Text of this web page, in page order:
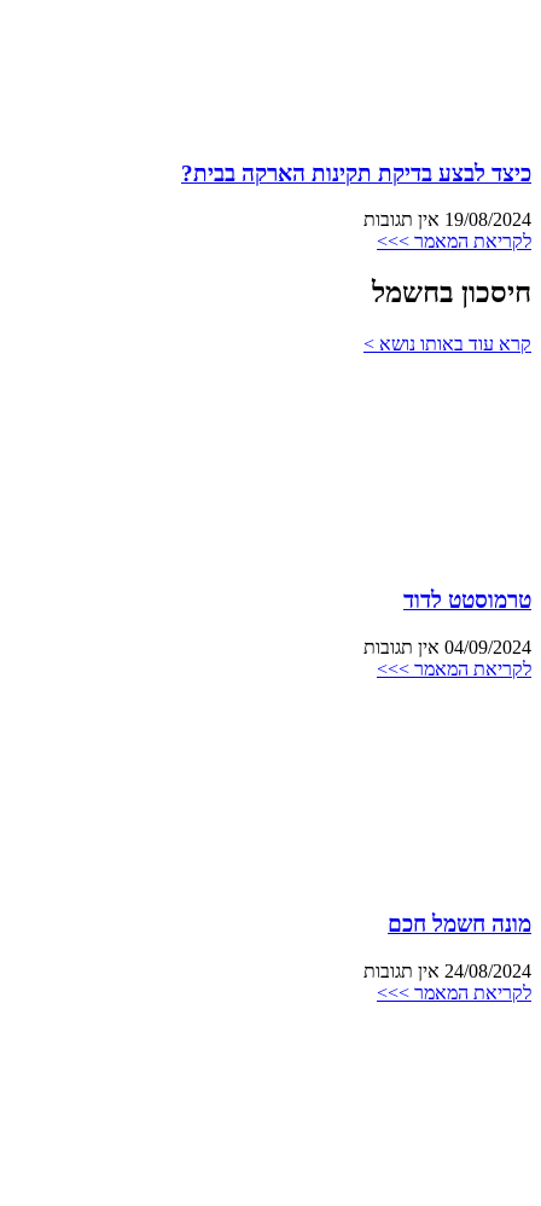
כיצד לבצע בדיקת תקינות הארקה בבית?
19/08/2024 אין תגובות
לקריאת המאמר >>>
חיסכון בחשמל
קרא עוד באותו נושא >
טרמוסטט לדוד
04/09/2024 אין תגובות
לקריאת המאמר >>>
מונה חשמל חכם
24/08/2024 אין תגובות
לקריאת המאמר >>>